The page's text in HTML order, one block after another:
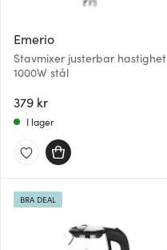
Emerio
Stavmixer justerbar hastighet
1000W stål
379 kr
I lager
BRA DEAL